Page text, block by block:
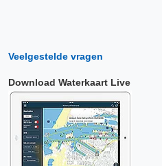
Veelgestelde vragen
Download Waterkaart Live